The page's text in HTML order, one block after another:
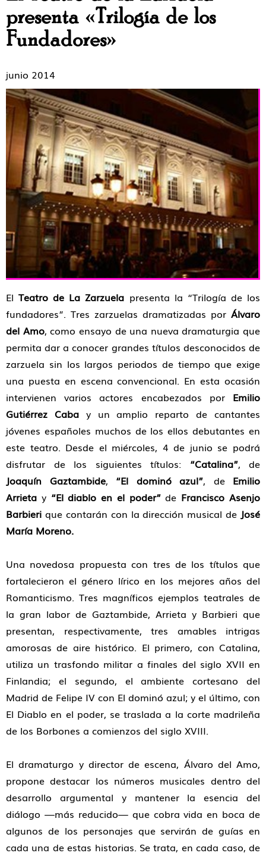
presenta «Trilogía de los
Fundadores»
junio 2014
ElTeatro de La Zarzuela presenta la “Trilogía de los
fundadores”. Tres zarzuelas dramatizadas por Álvaro
del Amo, como ensayo de una nueva dramaturgia que
permita dar a conocer grandes títulos desconocidos de
zarzuela sin los largos periodos de tiempo que exige
una puesta en escena convencional. En esta ocasión
intervienen varios actores encabezados por Emilio
Gutiérrez Cabay un amplio reparto de cantantes
jóvenes españoles muchos de los ellos debutantes en
este teatro. Desde el miércoles, 4 de junio se podrá
disfrutar de los siguientes títulos: “Catalina”, de
Joaquín Gaztambide, “El dominó azul”, deEmilio
Arrieta y “El diablo en el poder”de Francisco Asenjo
Barbieri que contarán con la dirección musical de José
María Moreno.
Una novedosa propuesta con tres de los títulos que
fortalecieron el género lírico en los mejores años del
Romanticismo. Tres magníficos ejemplos teatrales de
la gran labor de Gaztambide, Arrieta y Barbieri que
presentan, respectivamente, tres amables intrigas
amorosas de aire histórico. El primero, con Catalina,
utiliza un trasfondo militar a finales del siglo XVII en
Finlandia; el segundo, el ambiente cortesano del
Madrid de Felipe IV con El dominó azul; y el último, con
El Diablo en el poder, se traslada a la corte madrileña
de los Borbones a comienzos del siglo XVIII.
El dramaturgo y director de escena, Álvaro del Amo,
propone destacar los números musicales dentro del
desarrollo argumental y mantener la esencia del
diálogo —más reducido— que cobra vida en boca de
algunos de los personajes que servirán de guías en
cada una de estas historias. Se trata, en cada caso, de